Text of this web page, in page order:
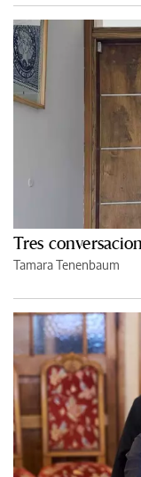
Tres
Tamara Tenenbaum